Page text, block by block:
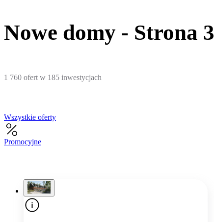
Nowe domy - Strona 3
1 760 ofert w 185 inwestycjach
Wszystkie oferty
Promocyjne